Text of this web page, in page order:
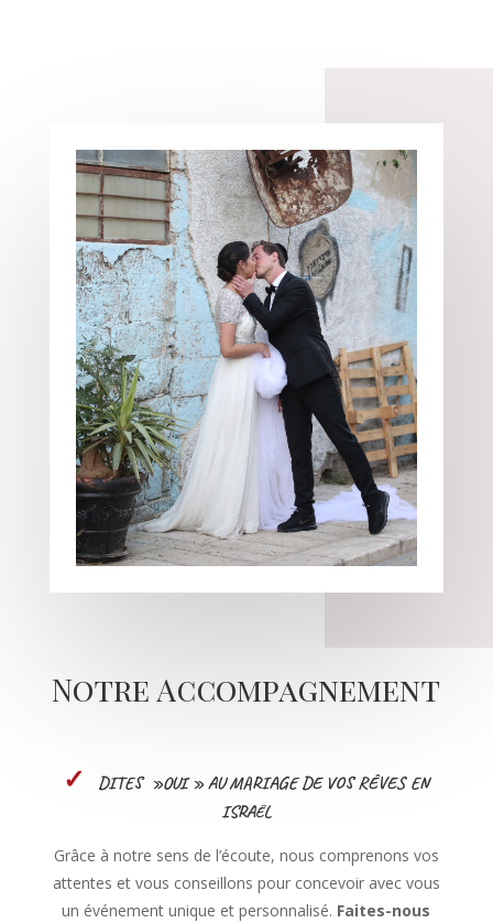
Notre Accompagnement
✓ DITES »OUI » AU MARIAGE DE VOS RÊVES EN
ISRAËL
Grâce à notre sens de l’écoute, nous comprenons vos
attentes et vous conseillons pour concevoir avec vous
un événement unique et personnalisé. Faites-nous